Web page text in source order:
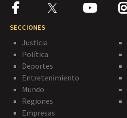
SECCIONES
Justicia
Política
Deportes
Entretenimiento
Mundo
Regiones
Empresas